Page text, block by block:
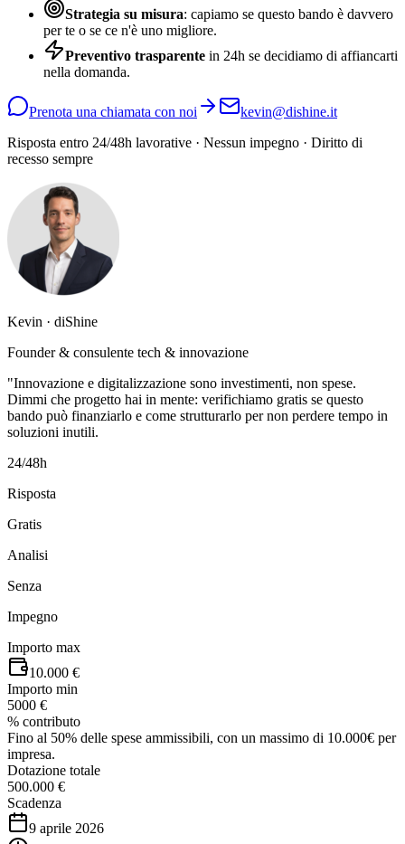
Strategia su misura: capiamo se questo bando è davvero
per te o se ce n'è uno migliore.
Preventivo trasparente in 24h se decidiamo di affiancarti
nella domanda.
Prenota una chiamata con noi
kevin@dishine.it
Risposta entro 24/48h lavorative · Nessun impegno · Diritto di
recesso sempre
Kevin · diShine
Founder & consulente tech & innovazione
"Innovazione e digitalizzazione sono investimenti, non spese.
Dimmi che progetto hai in mente: verifichiamo gratis se questo
bando può finanziarlo e come strutturarlo per non perdere tempo in
soluzioni inutili.
24/48h
Risposta
Gratis
Analisi
Senza
Impegno
Importo max
10.000 €
Importo min
5000 €
% contributo
Fino al 50% delle spese ammissibili, con un massimo di 10.000€ per
impresa.
Dotazione totale
500.000 €
Scadenza
9 aprile 2026